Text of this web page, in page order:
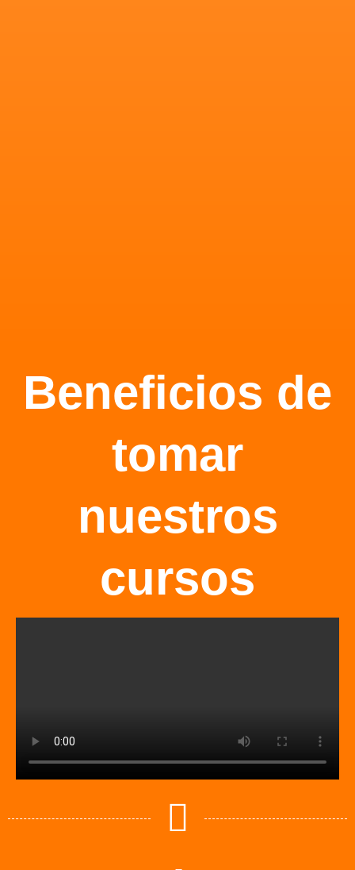
Beneficios de
tomar
nuestros
cursos